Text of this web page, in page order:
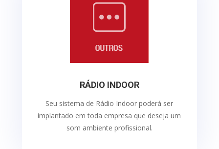
RÁDIO INDOOR
Seu sistema de Rádio Indoor poderá ser
implantado em toda empresa que deseja um
som ambiente profissional.